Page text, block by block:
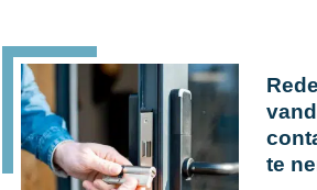
te